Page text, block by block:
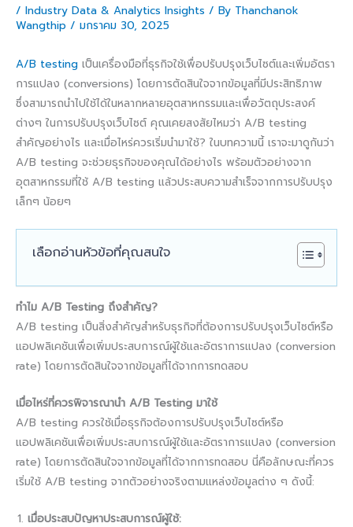
/ Industry Data & Analytics Insights / By Thanchanok
Wangthip / มกราคม 30, 2025
A/B testing เป็นเครื่องมือที่ธุรกิจใช้เพื่อปรับปรุงเว็บไซต์และเพิ่มอัตรา
การแปลง (conversions) โดยการตัดสินใจจากข้อมูลที่มีประสิทธิภาพ
ซึ่งสามารถนำไปใช้ได้ในหลากหลายอุตสาหกรรมและเพื่อวัตถุประสงค์
ต่างๆ ในการปรับปรุงเว็บไซต์ คุณเคยสงสัยไหมว่า A/B testing
สำคัญอย่างไร และเมื่อไหร่ควรเริ่มนำมาใช้? ในบทความนี้ เราจะมาดูกันว่า
A/B testing จะช่วยธุรกิจของคุณได้อย่างไร พร้อมตัวอย่างจาก
อุตสาหกรรมที่ใช้ A/B testing แล้วประสบความสำเร็จจากการปรับปรุง
เล็กๆ น้อยๆ
เลือกอ่านหัวข้อที่คุณสนใจ
ทำไม A/B Testing ถึงสำคัญ?
A/B testing เป็นสิ่งสำคัญสำหรับธุรกิจที่ต้องการปรับปรุงเว็บไซต์หรือ
แอปพลิเคชันเพื่อเพิ่มประสบการณ์ผู้ใช้และอัตราการแปลง (conversion
rate) โดยการตัดสินใจจากข้อมูลที่ได้จากการทดสอบ
เมื่อไหร่ที่ควรพิจารณานำ A/B Testing มาใช้
A/B testing ควรใช้เมื่อธุรกิจต้องการปรับปรุงเว็บไซต์หรือ
แอปพลิเคชันเพื่อเพิ่มประสบการณ์ผู้ใช้และอัตราการแปลง (conversion
rate) โดยการตัดสินใจจากข้อมูลที่ได้จากการทดสอบ นี่คือลักษณะที่ควร
เริ่มใช้ A/B testing จากตัวอย่างจริงตามแหล่งข้อมูลต่าง ๆ ดังนี้:
เมื่อประสบปัญหาประสบการณ์ผู้ใช้: